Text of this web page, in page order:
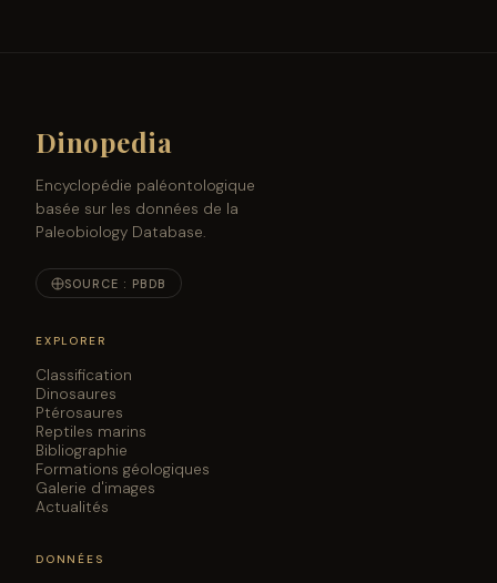
Dinopedia
Encyclopédie paléontologique
basée sur les données de la
Paleobiology Database.
SOURCE : PBDB
EXPLORER
Classification
Dinosaures
Ptérosaures
Reptiles marins
Bibliographie
Formations géologiques
Galerie d'images
Actualités
DONNÉES